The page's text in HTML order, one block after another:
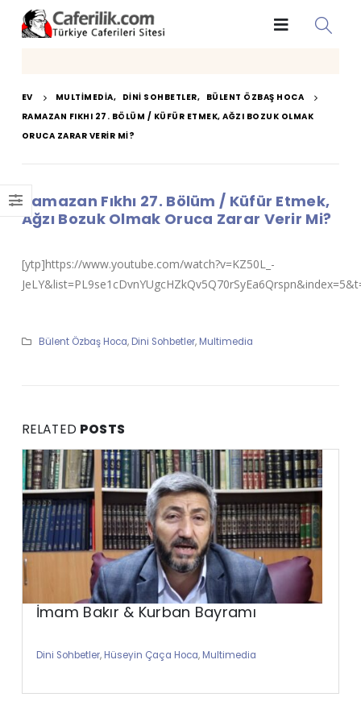
EV MULTIMEDIA, DINI SOHBETLER, BÜLENT ÖZBAŞ HOCA
RAMAZAN FIKHI 27. BÖLÜM / KÜFÜR ETMEK, AĞZI BOZUK OLMAK
ORUCA ZARAR VERIR MI?
Ramazan Fıkhı 27. Bölüm / Küfür Etmek,
Ağzı Bozuk Olmak Oruca Zarar Verir Mi?
[ytp]https://www.youtube.com/watch?v=KZ50L_-
Bülent Özbaş Hoca, Dini Sohbetler, Multimedia
RELATED POSTS
İmam Bakır & Kurban Bayramı
Dini Sohbetler, Hüseyin Çaça Hoca, Multimedia